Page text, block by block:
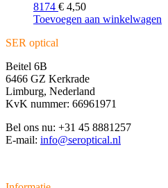
8174 € 4,50
Toevoegen aan winkelwagen
SER optical
Beitel 6B
6466 GZ Kerkrade
Limburg, Nederland
KvK nummer: 66961971
Bel ons nu: +31 45 8881257
E-mail: info@seroptical.nl